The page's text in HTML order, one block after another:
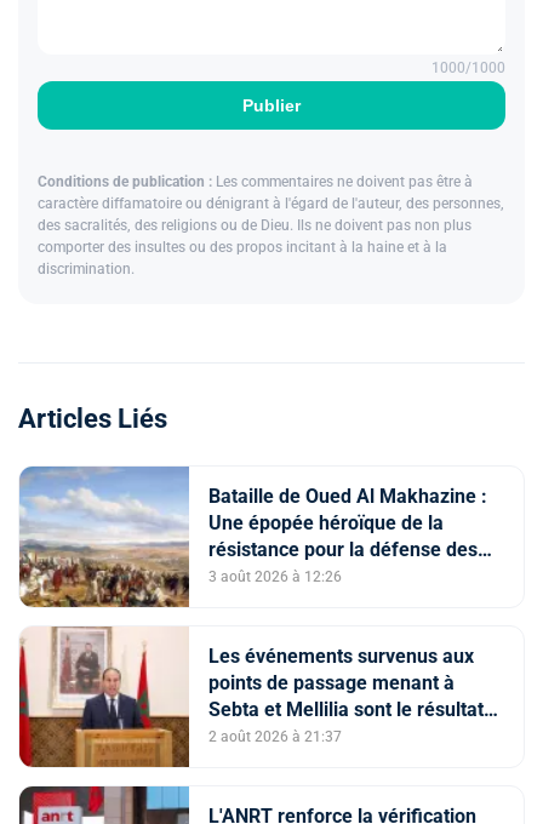
Publier
1000/1000
Conditions de publication : Les commentaires ne doivent pas être à
caractère diffamatoire ou dénigrant à l'égard de l'auteur, des personnes,
des sacralités, des religions ou de Dieu. Ils ne doivent pas non plus
comporter des insultes ou des propos incitant à la haine et à la
discrimination.
Articles Liés
Bataille de Oued Al Makhazine :
Une épopée héroïque de la
résistance pour la défense des
constantes nationales
3 août 2026 à 12:26
Les événements survenus aux
points de passage menant à
Sebta et Mellilia sont le résultat
de facteurs intriqués, dont
numérique et la diffusion
2 août 2026 à 21:37
L'ANRT renforce la vérification